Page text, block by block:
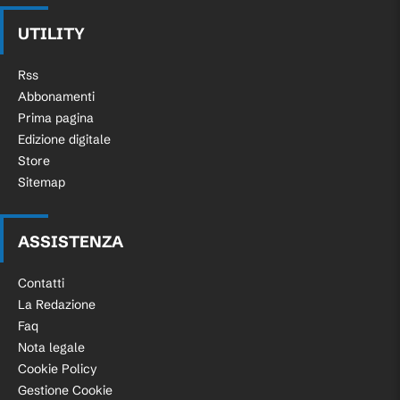
britannico.
17:18
Altro rischio!
Cobolli difende il servizio soltanto ai vantaggi:
il punteggio torna in parità (3-3).
17:13
Flavio ci riprova, invano
Cobolli lotta fino al 30 pari, poi Fery difende il
UTILITY
Rss
Abbonamenti
Prima pagina
Edizione digitale
Store
Sitemap
ASSISTENZA
Contatti
La Redazione
Faq
Nota legale
Cookie Policy
Gestione Cookie